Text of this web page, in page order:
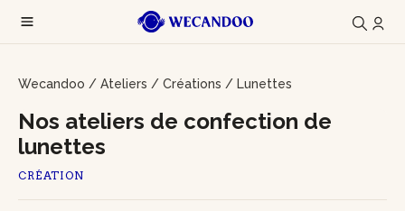
Wecandoo / Ateliers / Créations / Lunettes
CRÉATION
Nos ateliers de confection de
lunettes